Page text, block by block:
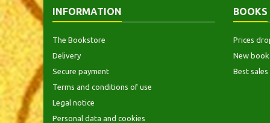
INFORMATION
The Bookstore
Delivery
Secure payment
Terms and conditions of use
Legal notice
Personal data and cookies
BOOKS
Prices
New
Best sales